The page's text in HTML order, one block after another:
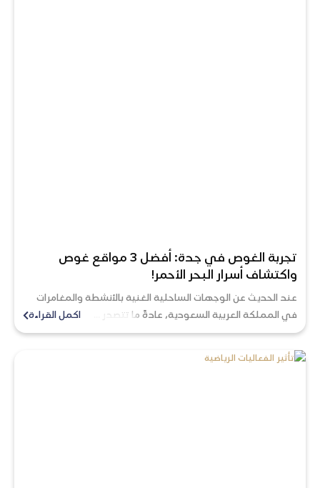
تجربة الغوص في جدة: أفضل 3 مواقع غوص
واكتشاف أسرار البحر الأحمر!
عند الحديث عن الوجهات الساحلية الغنية بالأنشطة والمغامرات
في المملكة العربية السعودية، عادةً ما تتصدر ...
اكمل القراءة